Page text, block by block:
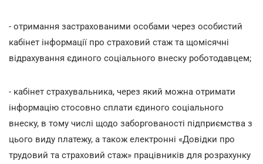
- отримання застрахованими особами через особистий
кабінет інформації про страховий стаж та щомісячні
відрахування єдиного соціального внеску роботодавцем;
- кабінет страхувальника, через який можна отримати
інформацію стосовно сплати єдиного соціального
внеску, в тому числі щодо заборгованості підприємства з
цього виду платежу, а також електронні «Довідки про
трудовий та страховий стаж» працівників для розрахунку